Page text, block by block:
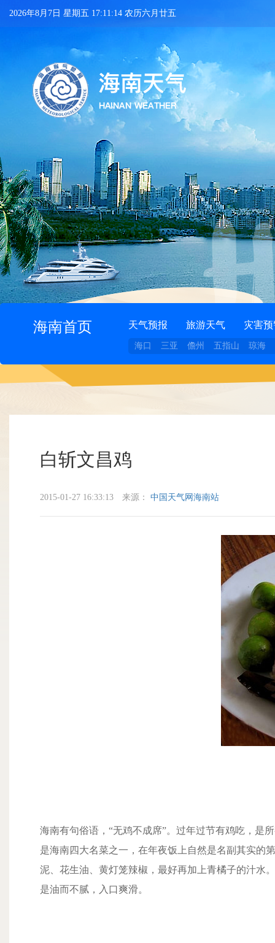
2026年8月7日 星期五 17:11:14 农历六月廿五
海南首页 天气预报 旅游天气 灾害
海口 三亚 儋州 五指山 琼海
白斩文昌鸡
2015-01-27 16:33:13 来源： 中国天气网海南站
海南有句俗语，“无鸡不成席”。过年过节有鸡吃，是
是海南四大名菜之一，在年夜饭上自然是名副其实的
泥、花生油、黄灯笼辣椒，最好再加上青橘子的汁水
是油而不腻，入口爽滑。